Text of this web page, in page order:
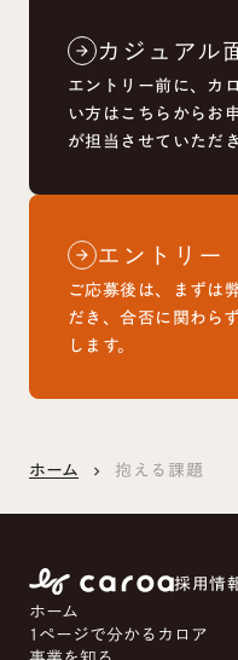
arrow_forward カジュアル
エントリー前に、カ
い方はこちらからお
が担当させていただ
arrow_forward エントリー
ご応募後は、まずは
だき、合否に関わら
します。
ホーム keyboard_arrow_right 抱える課題
採用情
ホーム
1ページで分かるカロア